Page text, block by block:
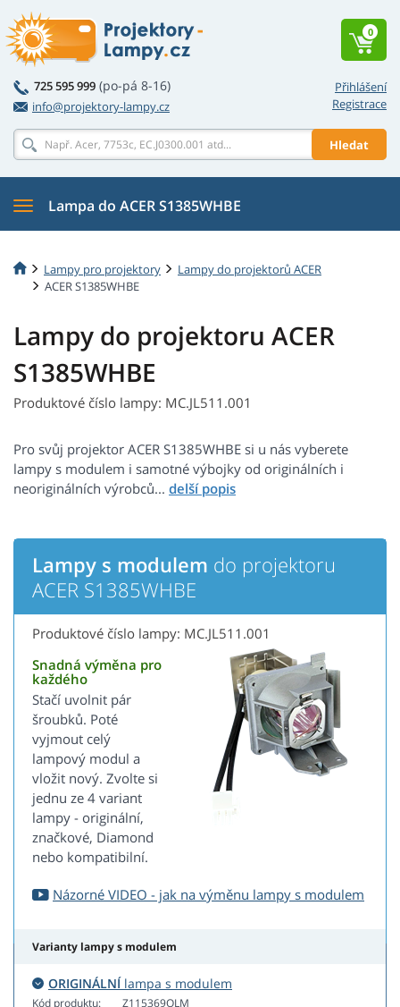
Přihlášení
Registrace
725 595 999 (po-pá 8-16)
info@projektory-lampy.cz
Hledat
0
Lampa do ACER S1385WHBE
Lampy pro projektory
Lampy do projektorů ACER
ACER S1385WHBE
Lampy do projektoru ACER
S1385WHBE
Produktové číslo lampy: MC.JL511.001
Pro svůj projektor ACER S1385WHBE si u nás vyberete
lampy s modulem i samotné výbojky od originálních i
neoriginálních výrobců...
Lampy s modulem do projektoru
ACER S1385WHBE
Produktové číslo lampy: MC.JL511.001
Snadná výměna pro
každého
Stačí uvolnit pár
šroubků. Poté
vyjmout celý
lampový modul a
vložit nový. Zvolte si
jednu ze 4 variant
lampy - originální,
značkové, Diamond
nebo kompatibilní.
Názorné VIDEO - jak na výměnu lampy s modulem
Varianty lampy s modulem
ORIGINÁLNÍlampa s modulem
Kód produktu:
Z115369OLM